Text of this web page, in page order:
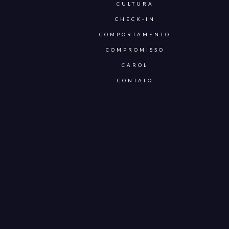
CULTURA
CHECK-IN
COMPORTAMENTO
COMPROMISSO
CAROL
CONTATO